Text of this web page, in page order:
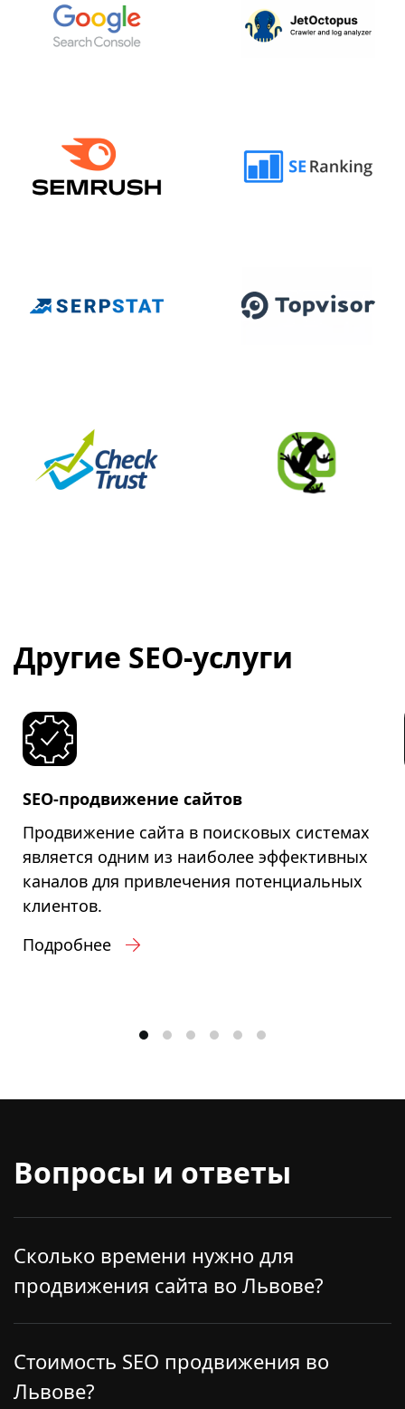
Другие SEO-услуги
SEO-продвижение сайтов
Продвижение сайта в поисковых системах
является одним из наиболее эффективных
каналов для привлечения потенциальных
клиентов.
Подробнее
Вопросы и ответы
Сколько времени нужно для
продвижения сайта во Львове?
Занимаясь продвижением сайта во Львове
результаты. Средний же период продвижения
проекта составляет 7 месяцев. Для того, чтоб
Стоимость SEO продвижения во
Львове?